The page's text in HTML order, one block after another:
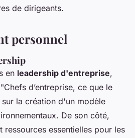
de dirigeants.
personnel
en leadership d'entreprise,
"Chefs d’entreprise, ce que le
la création d'un modèle
De son côté,
essentielles pour les